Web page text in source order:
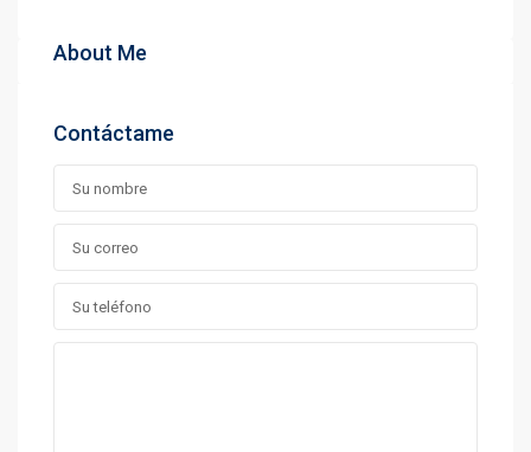
About Me
Contáctame